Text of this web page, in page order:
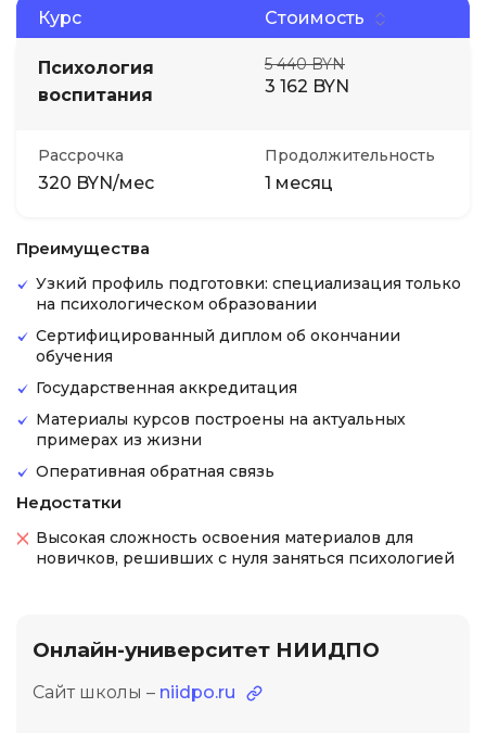
Курс Стоимость
Психология
воспитания
5 440 BYN
3 162 BYN
Рассрочка
320 BYN/мес
Продолжительность
1 месяц
Преимущества
Узкий профиль подготовки: специализация только
на психологическом образовании
Сертифицированный диплом об окончании
обучения
Государственная аккредитация
Материалы курсов построены на актуальных
примерах из жизни
Оперативная обратная связь
Недостатки
Высокая сложность освоения материалов для
новичков, решивших с нуля заняться психологией
Онлайн-университет НИИДПО
Сайт школы – niidpo.ru